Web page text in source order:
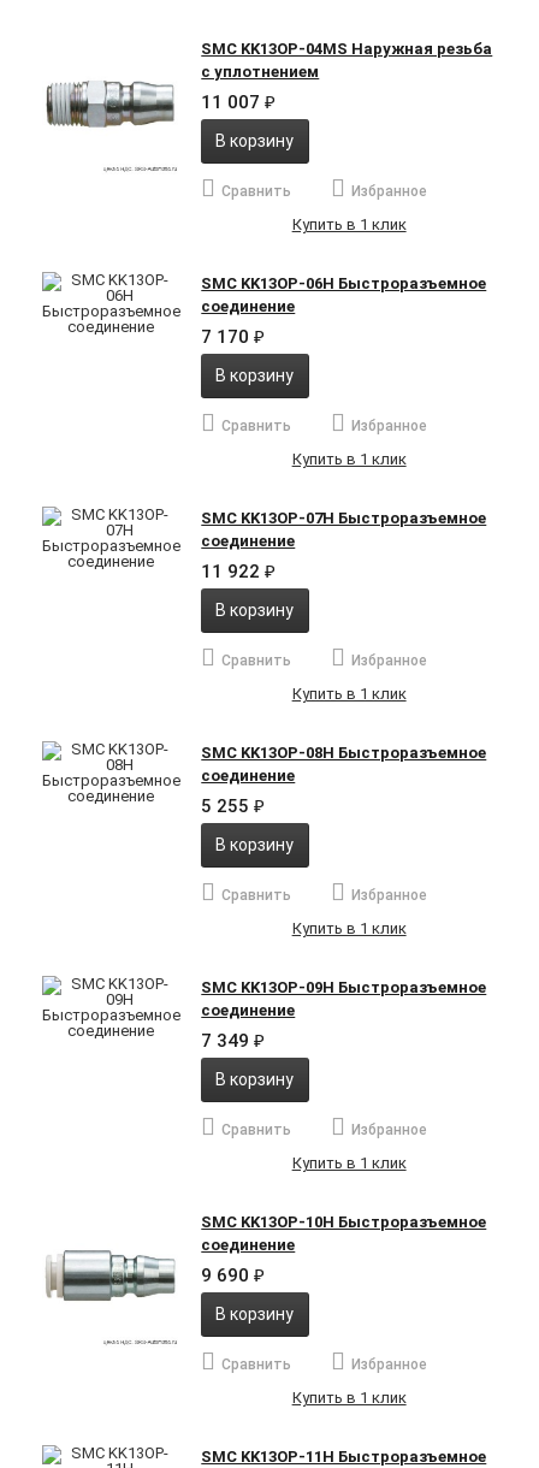
SMC KK13OP-04MS Наружная резьба
с уплотнением
11 007₽
В корзину
Сравнить Избранное
Купить в 1 клик
SMC KK13OP-06H Быстроразъемное
соединение
7 170₽
В корзину
Сравнить Избранное
Купить в 1 клик
SMC KK13OP-07H Быстроразъемное
соединение
11 922₽
В корзину
Сравнить Избранное
Купить в 1 клик
SMC KK13OP-08H Быстроразъемное
соединение
5 255₽
В корзину
Сравнить Избранное
Купить в 1 клик
SMC KK13OP-09H Быстроразъемное
соединение
7 349₽
В корзину
Сравнить Избранное
Купить в 1 клик
SMC KK13OP-10H Быстроразъемное
соединение
9 690₽
В корзину
Сравнить Избранное
Купить в 1 клик
SMC KK13OP-11H Быстроразъемное